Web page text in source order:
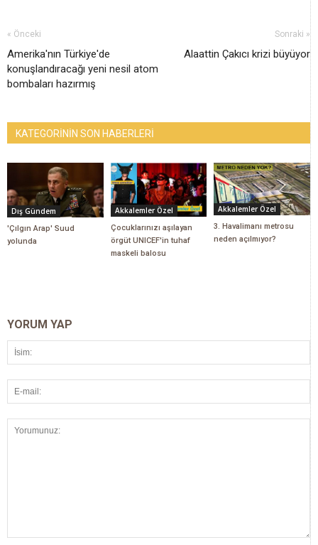
« Önceki
Amerika'nın Türkiye'de
konuşlandıracağı yeni nesil atom
bombaları hazırmış
Sonraki »
Alaattin Çakıcı krizi büyüyor
KATEGORİNİN SON HABERLERİ
Dış Gündem
'Çılgın Arap' Suud
yolunda
Akkalemler Özel
Çocuklarınızı aşılayan
örgüt UNICEF'in tuhaf
maskeli balosu
Akkalemler Özel
3. Havalimanı metrosu
neden açılmıyor?
YORUM YAP